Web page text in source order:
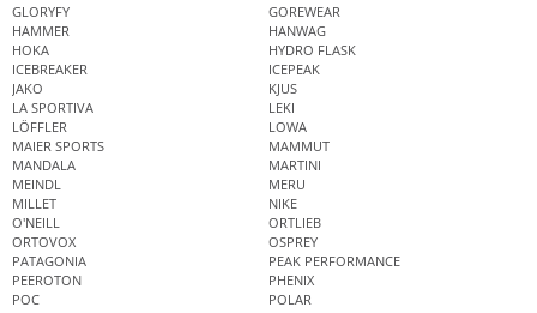
GLORYFY
GOREWEAR
HAMMER
HANWAG
HOKA
HYDRO FLASK
ICEBREAKER
ICEPEAK
JAKO
KJUS
LA SPORTIVA
LEKI
LÖFFLER
LOWA
MAIER SPORTS
MAMMUT
MANDALA
MARTINI
MEINDL
MERU
MILLET
NIKE
O'NEILL
ORTLIEB
ORTOVOX
OSPREY
PATAGONIA
PEAK PERFORMANCE
PEEROTON
PHENIX
POC
POLAR